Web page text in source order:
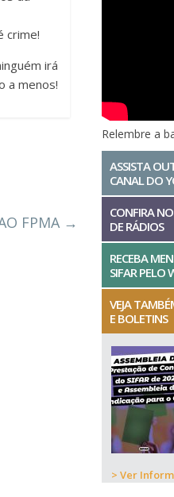
crime!
irá
a menos!
FPMA →
Relembre a
ASSISTA
CANAL DO
CONFIRA
DE RÁDIOS
RECEBA
SIFAR PELO
VEJA
E BOLETINS
> Ver